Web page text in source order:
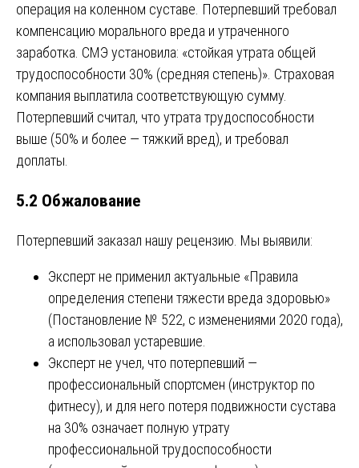
операция на коленном суставе. Потерпевший требовал
компенсацию морального вреда и утраченного
заработка. СМЭ установила: «стойкая утрата общей
трудоспособности 30% (средняя степень)». Страховая
компания выплатила соответствующую сумму.
Потерпевший считал, что утрата трудоспособности
выше (50% и более — тяжкий вред), и требовал
доплаты.
5.2 Обжалование
Потерпевший заказал нашу рецензию. Мы выявили:
Эксперт не применил актуальные «Правила
определения степени тяжести вреда здоровью»
(Постановление № 522, с изменениями 2020 года),
а использовал устаревшие.
Эксперт не учел, что потерпевший —
профессиональный спортсмен (инструктор по
фитнесу), и для него потеря подвижности сустава
на 30% означает полную утрату
профессиональной трудоспособности